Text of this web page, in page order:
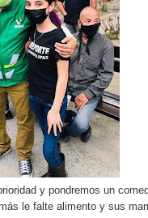
y pondremos un
le falte alimento y sus